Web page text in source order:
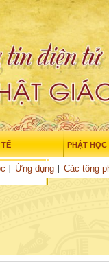
PHẬT HỌC
CỨU
Ứng dụng Các tông
VĂN HỌC